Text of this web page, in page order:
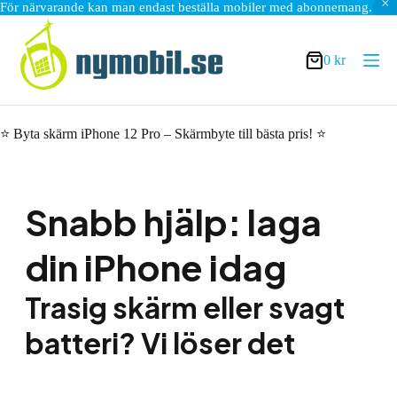
För närvarande kan man endast beställa mobiler med abonnemang.
innehåll
Varukorg
0 kr
⭐ Byta skärm iPhone 12 Pro – Skärmbyte till bästa pris! ⭐
Snabb hjälp: laga
din iPhone idag
Trasig skärm eller svagt
batteri? Vi löser det